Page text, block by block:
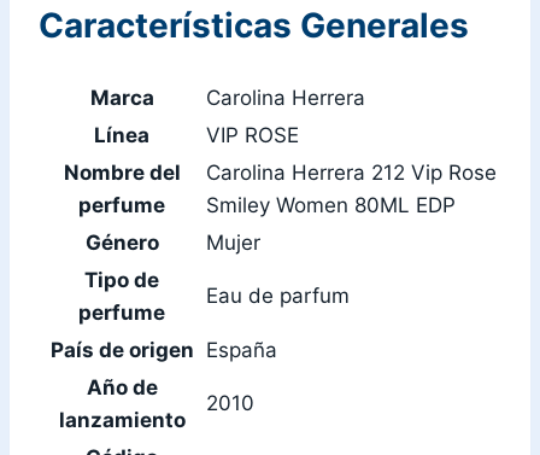
Características Generales
Marca
Carolina Herrera
Línea
VIP ROSE
Nombre del
perfume
Carolina Herrera 212 Vip Rose
Smiley Women 80ML EDP
Género
Mujer
Tipo de
perfume
Eau de parfum
País de origen España
Año de
lanzamiento
2010